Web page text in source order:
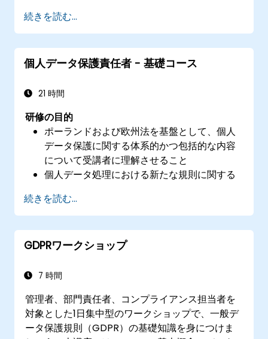
た影響を評価する
法的・規制上の要件に従って漏洩事象を報告
する
漏洩後のシステム復旧およびセキュリティ体
続きを読む...
個人データ保護責任者 - 基礎コース
21 時間
研修の目的
ポーランドおよび欧州法を基盤として、個人
データ保護に関する体系的かつ包括的な内容
について受講者に理解させること
個人データ処理における新たな規則に関する
GDPRの施行に伴う法的リスクが最も高い分
野について解説すること
個人データ保護責任者としての業務を独力で
遂行できるよう、実践的な準備を行うこと
続きを読む...
GDPRワークショップ
7 時間
管理者、部門責任者、コンプライアンス担当者を
対象とした1日集中型のワークショップで、一般デ
ータ保護規則（GDPR）の基礎知識を身につけま